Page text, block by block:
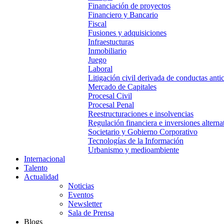
Financiación de proyectos
Financiero y Bancario
Fiscal
Fusiones y adquisiciones
Infraestucturas
Inmobiliario
Juego
Laboral
Litigación civil derivada de conductas
Mercado de Capitales
Procesal Civil
Procesal Penal
Reestructuraciones e insolvencias
Regulación financiera e inversiones
Societario y Gobierno Corporativo
Tecnologías de la Información
Urbanismo y medioambiente
Internacional
Talento
Actualidad
Noticias
Eventos
Newsletter
Sala de Prensa
Blogs